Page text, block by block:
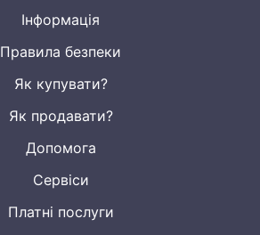
Інформація
Правила безпеки
Як купувати?
Як продавати?
Допомога
Сервіси
Платні послуги